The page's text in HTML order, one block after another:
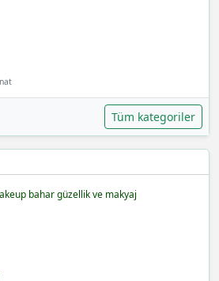
Tüm kategoriler
bahar güzellik ve makyaj